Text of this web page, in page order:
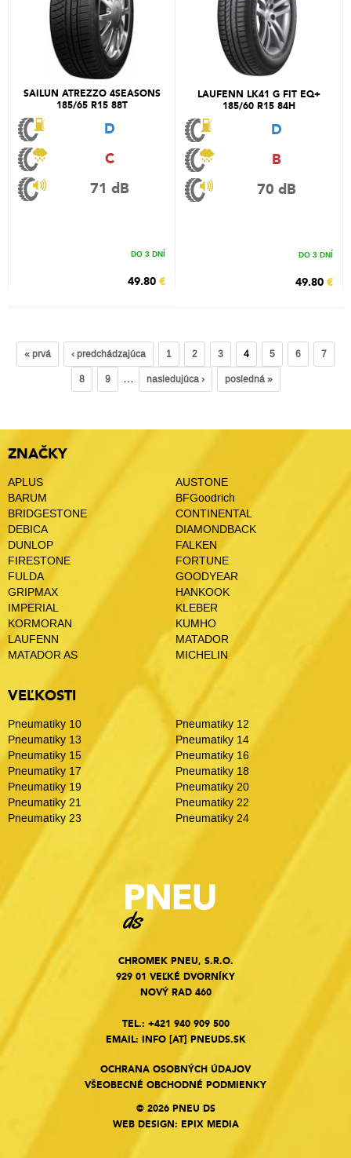
SAILUN ATREZZO 4SEASONS
185/65 R15 88T
D
C
71 dB
DO 3 DNÍ
49.80 €
LAUFENN LK41 G FIT EQ+
185/60 R15 84H
D
B
70 dB
DO 3 DNÍ
49.80 €
« prvá ‹ predchádzajúca 1 2 3 4 5 6
7
8
9 … nasledujúca › posledná »
ZNAČKY
APLUS
AUSTONE
BARUM
BFGoodrich
BRIDGESTONE
CONTINENTAL
DEBICA
DIAMONDBACK
DUNLOP
FALKEN
FIRESTONE
FORTUNE
FULDA
GOODYEAR
GRIPMAX
HANKOOK
IMPERIAL
KLEBER
KORMORAN
KUMHO
LAUFENN
MATADOR
MATADOR AS
MICHELIN
VEĽKOSTI
Pneumatiky 10
Pneumatiky 12
Pneumatiky 13
Pneumatiky 14
Pneumatiky 15
Pneumatiky 16
Pneumatiky 17
Pneumatiky 18
Pneumatiky 19
Pneumatiky 20
Pneumatiky 21
Pneumatiky 22
Pneumatiky 23
Pneumatiky 24
CHROMEK PNEU, S.R.O.
929 01 VEĽKÉ DVORNÍKY
NOVÝ RAD 460
TEL.: +421 940 909 500
EMAIL: INFO[AT] PNEUDS.SK
OCHRANA OSOBNÝCH ÚDAJOV
VŠEOBECNÉ OBCHODNÉ PODMIENKY
© 2026 PNEU DS
WEB DESIGN: EPIX MEDIA